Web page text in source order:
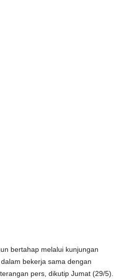
bertahap melalui kunjungan
bekerja sama dengan
pers, dikutip Jumat (29/5).